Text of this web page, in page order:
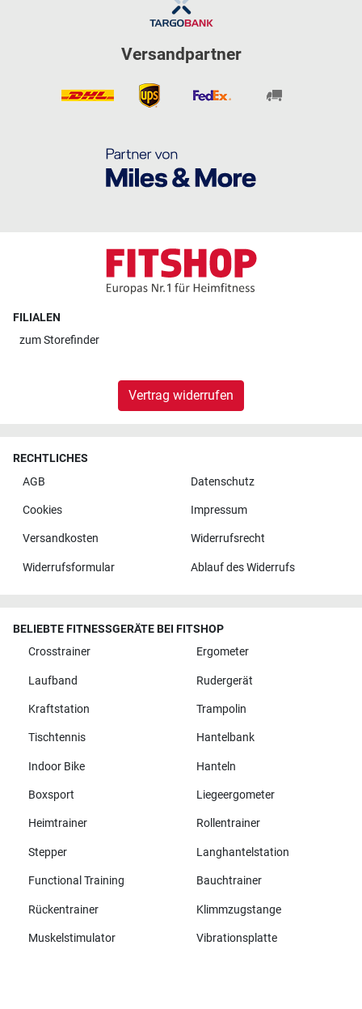
Versandpartner
FILIALEN
zumStorefinder
Vertrag widerrufen
RECHTLICHES
AGB
Datenschutz
Cookies Impressum
Versandkosten Widerrufsrecht
Widerrufsformular Ablauf des Widerrufs
BELIEBTE FITNESSGERÄTE BEI FITSHOP
Crosstrainer
Ergometer
Laufband Rudergerät
Kraftstation Trampolin
Tischtennis Hantelbank
Indoor Bike Hanteln
Boxsport Liegeergometer
Heimtrainer Rollentrainer
Stepper Langhantelstation
Functional Training Bauchtrainer
Rückentrainer Klimmzugstange
Muskelstimulator Vibrationsplatte